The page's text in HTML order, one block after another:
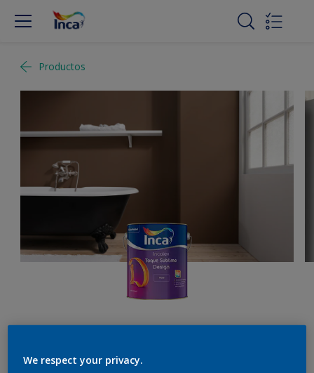
Productos
We respect your privacy.